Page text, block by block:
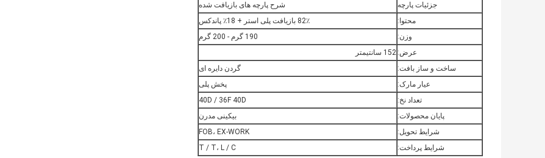
جزئیات پارچه
شرح پارچه های بازیافت شده
محتوا:
82٪ بازیافت پلی استر + 18٪ پاندکس
وزن:
190 گرم - 200 گرم
عرض: 152 سانتیمتر
ساخت و ساز بافت:
گردن دایره ای
عیار مارک:
پخش پلی
تعداد نخ:
40D / 36F 40D
پایان محصولات:
بیکینی مدرن
شرایط تحویل:
FOB، EX-WORK
شرایط پرداخت:
T / T، L / C